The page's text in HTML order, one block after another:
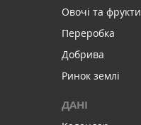
Овочі та фрукти
Переробка
Добрива
Ринок землі
ДАНІ